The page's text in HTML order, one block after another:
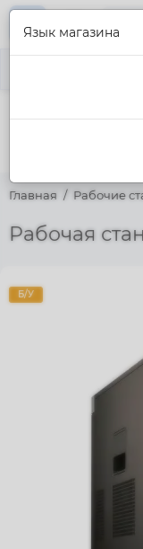
Главная Меню
Главная Рабочие
Рабочая
Язык магазина
Б/У